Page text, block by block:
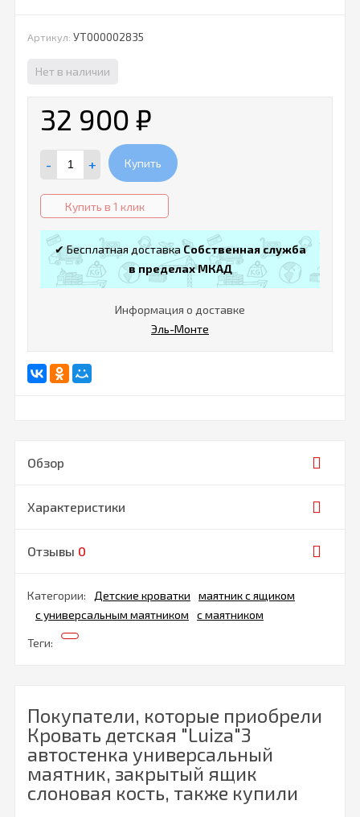
Артикул: УТ000002835
Нет в наличии
32 900 ₽
- + Купить
Купить в 1 клик
✔ Бесплатная доставкаСобственная служба
в пределах МКАД
Информация о доставке
Эль-Монте
Обзор
Характеристики
Отзывы 0
Категории: Детские кроватки
маятник с ящиком
с универсальным маятником
с маятником
Теги:
Покупатели, которые приобрели
Кровать детская "Luiza"3
автостенка универсальный
маятник, закрытый ящик
слоновая кость, также купили